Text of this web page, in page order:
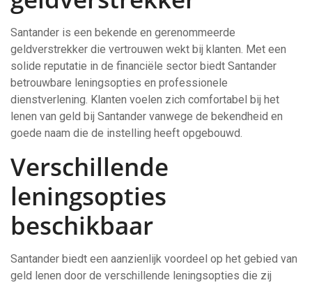
Santander is een bekende en gerenommeerde
geldverstrekker die vertrouwen wekt bij klanten. Met een
solide reputatie in de financiële sector biedt Santander
betrouwbare leningsopties en professionele
dienstverlening. Klanten voelen zich comfortabel bij het
lenen van geld bij Santander vanwege de bekendheid en
goede naam die de instelling heeft opgebouwd.
Verschillende
leningsopties
beschikbaar
Santander biedt een aanzienlijk voordeel op het gebied van
geld lenen door de verschillende leningsopties die zij